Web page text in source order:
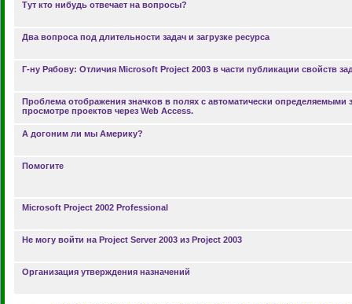
Тут кто нибудь отвечает на вопросы?
Два вопроса под длительности задач и загрузке ресурса
Г-ну Рябову: Отличия Microsoft Project 2003 в части публикации свойств
Проблема отображения значков в полях с автоматически определяемыми
просмотре проектов через Web Access.
А догоним ли мы Америку?
Помогите
Microsoft Project 2002 Professional
Не могу войти на Project Server 2003 из Project 2003
Организация утверждения назначений